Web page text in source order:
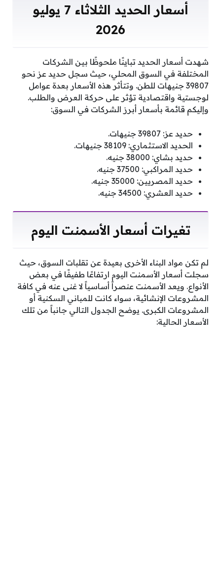
أسعار الحديد الثلاثاء 7 يوليو
2026
شهدت أسعار الحديد تباينًا ملحوظًا بين الشركات
المختلفة في السوق المحلي، حيث سجل حديد عز نحو
39807 جنيهات للطن. وتتأثر هذه الأسعار بعدة عوامل
لوجستية واقتصادية تؤثر على حركة العرض والطلب.
وإليكم قائمة بأسعار أبرز الشركات في السوق:
حديد عز: 39807 جنيهات.
الحديد الاستثماري: 38109 جنيهات.
حديد بشاي: 38000 جنيه.
حديد المراكبي: 37500 جنيه.
حديد المصريين: 35000 جنيه.
حديد العشري: 34500 جنيه.
تغيرات أسعار الأسمنت اليوم
لم تكن مواد البناء الأخرى بعيدة عن تقلبات السوق، حيث
سجلت أسعار الأسمنت اليوم ارتفاعًا طفيفًا في بعض
الأنواع. ويعد الأسمنت عنصراً أساسياً لا غنى عنه في كافة
المشروعات الإنشائية، سواء كانت للمباني السكنية أو
المشروعات الكبرى. يوضح الجدول التالي جانباً من تلك
الأسعار الحالية: